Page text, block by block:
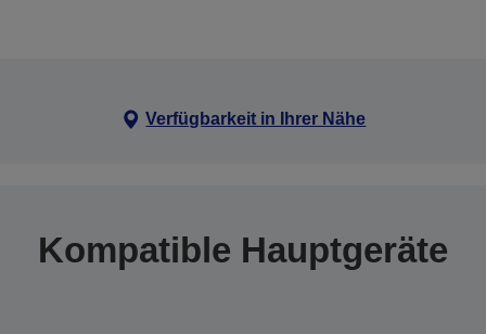
Verfügbarkeit in Ihrer Nähe
Kompatible Hauptgeräte